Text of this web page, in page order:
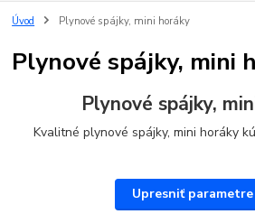
Úvod Plynové spájky, mini horáky
Plynové spájky, mini
Plynové spájky,
Kvalitné plynové spájky, mini horáky
Upresniť parametre